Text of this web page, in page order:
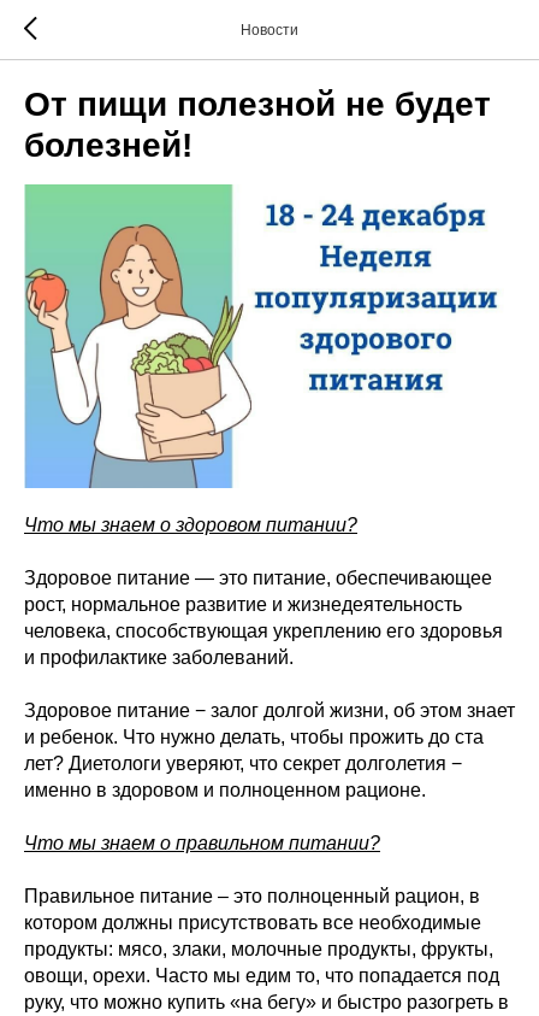
Новости
От пищи полезной не будет
болезней!
Что мы знаем о здоровом питании?
Здоровое питание — это питание, обеспечивающее
рост, нормальное развитие и жизнедеятельность
человека, способствующая укреплению его здоровья
и профилактике заболеваний.
Здоровое питание − залог долгой жизни, об этом знает
и ребенок. Что нужно делать, чтобы прожить до ста
лет? Диетологи уверяют, что секрет долголетия −
именно в здоровом и полноценном рационе.
Что мы знаем о правильном питании?
Правильное питание – это полноценный рацион, в
котором должны присутствовать все необходимые
продукты: мясо, злаки, молочные продукты, фрукты,
овощи, орехи. Часто мы едим то, что попадается под
руку, что можно купить «на бегу» и быстро разогреть в